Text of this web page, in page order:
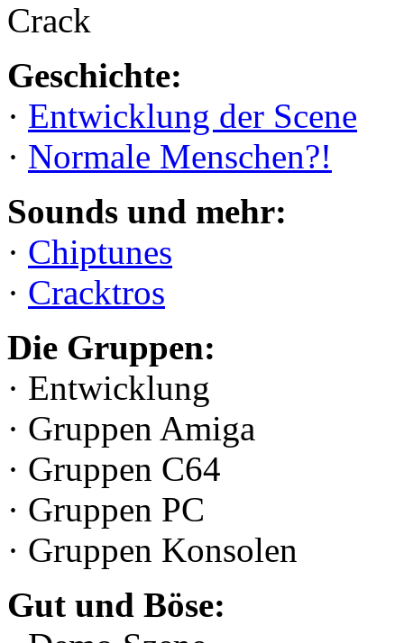
Crack
Geschichte:
· Entwicklung der Scene
· Normale Menschen?!
Sounds und mehr:
· Chiptunes
· Cracktros
Die Gruppen:
· Entwicklung
· Gruppen Amiga
· Gruppen C64
· Gruppen PC
· Gruppen Konsolen
Gut und Böse: